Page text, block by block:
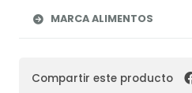
MARCA ALIMENTOS
Compartir este producto